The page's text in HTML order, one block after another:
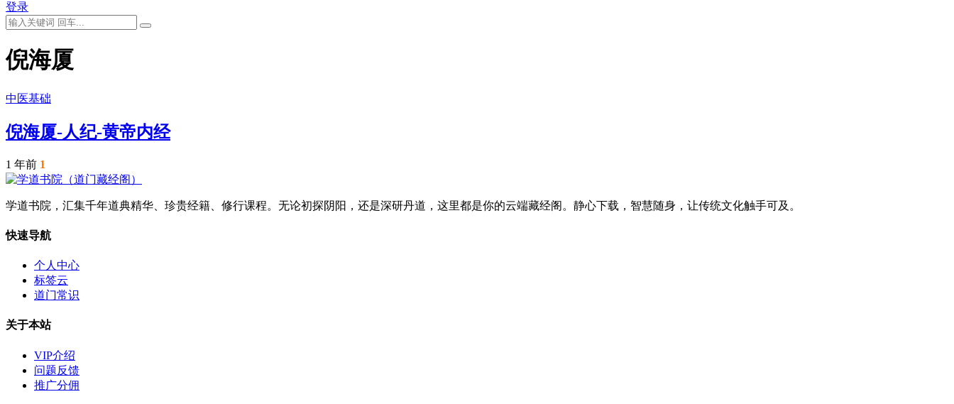
登录
倪海厦
中医基础
倪海厦-人纪-黄帝内经
1 年前 1
学道书院，汇集千年道典精华、珍贵经籍、修行课程。无论初探阴阳，还是深研丹道，这里都是你的云端藏经阁。静心下载，智慧随身，让传统文化触手可及。
快速导航
个人中心
标签云
道门常识
关于本站
VIP介绍
问题反馈
推广分佣